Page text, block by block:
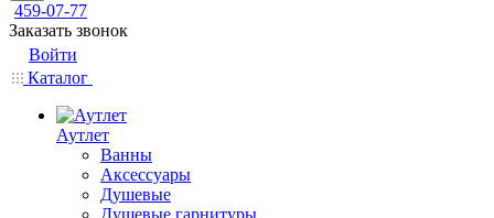
459-07-77
Заказать звонок
Войти
Каталог
Аутлет
Ванны
Аксессуары
Душевые
Душевые гарнитуры